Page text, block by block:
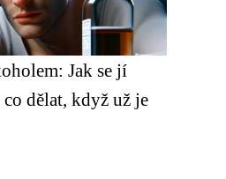
Jak se jí
dělat, když už je